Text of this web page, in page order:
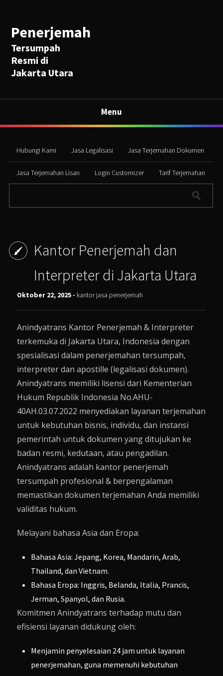
Penerjemah
Tersumpah
Resmi di
Jakarta Utara
Menu
Hubungi Kami Jasa Legalisasi Jasa Terjemahan Dokumen
Jasa Terjemahan Lisan Login Customizer Tarif Terjemahan
Kantor Penerjemah dan
Interpreter di Jakarta Utara
Oktober 22, 2025 - kantor jasa penerjemah
Anindyatrans Kantor Penerjemah & Interpreter
terkemuka di Jakarta Utara, Indonesia dengan
spesialisasi dalam penerjemahan tersumpah,
interpreter dan apostille (legalisasi dokumen).
Anindyatrans memiliki lisensi dari Kementerian
Hukum Republik Indonesia No.AHU-
40AH.03.07.2022 menyediakan layanan terjemahan
untuk kebutuhan bisnis, individu, dan instansi
pemerintah untuk dokumen yang ditujukan ke
badan resmi, kedutaan, atau pengadilan.
Anindyatrans adalah kantor penerjemah
tersumpah profesional & berpengalaman
memastikan dokumen terjemahan Anda memiliki
validitas hukum.
Melayani bahasa Asia dan Eropa:
Bahasa Asia: Jepang, Korea, Mandarin, Arab,
Thailand, dan Vietnam.
Bahasa Eropa: Inggris, Belanda, Italia, Prancis,
Jerman, Spanyol, dan Rusia.
KomitmenAnindyatrans terhadap mutu dan
efisiensi layanan didukung oleh:
Menjamin penyelesaian 24 jam untuk layanan
penerjemahan, guna memenuhi kebutuhan